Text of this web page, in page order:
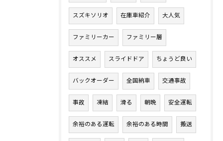
スズキソリオ 在庫車紹介 大人気
ファミリーカー ファミリー層
オススメ スライドドア ちょうど良い
バックオーダー 全国納車 交通事故
事故 凍結 滑る 朝晩 安全運転
余裕のある運転 余裕のある時間 搬送